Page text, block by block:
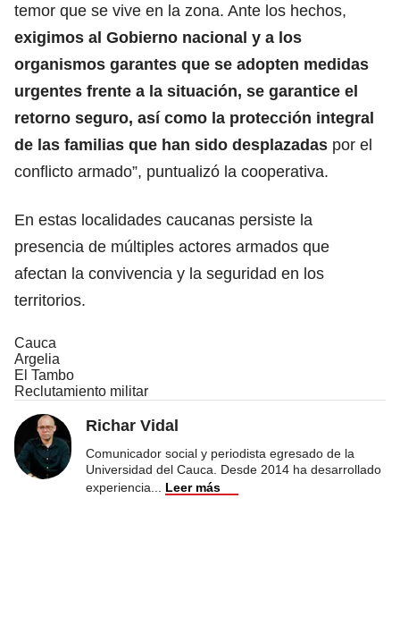
temor que se vive en la zona. Ante los hechos,
exigimos al Gobierno nacional y a los
organismos garantes que se adopten medidas
urgentes frente a la situación, se garantice el
retorno seguro, así como la protección integral
de las familias que han sido desplazadas por el
conflicto armado”, puntualizó la cooperativa.
En estas localidades caucanas persiste la
presencia de múltiples actores armados que
afectan la convivencia y la seguridad en los
territorios.
Cauca
Argelia
El Tambo
Reclutamiento militar
Richar Vidal
Comunicador social y periodista egresado de la
Universidad del Cauca. Desde 2014 ha desarrollado
experiencia
Leer más